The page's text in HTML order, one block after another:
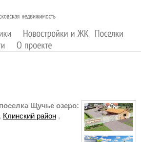
Щучье озеро:
, Клинский район ,